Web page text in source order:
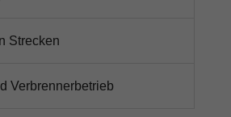
Strecken
Verbrennerbetrieb